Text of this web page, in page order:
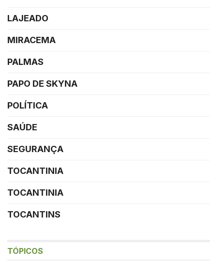
LAJEADO
MIRACEMA
PALMAS
PAPO DE SKYNA
POLÍTICA
SAÚDE
SEGURANÇA
TOCANTINIA
TOCANTINIA
TOCANTINS
TÓPICOS